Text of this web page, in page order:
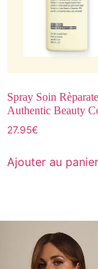
Spray Soin
Authentic Beauty
27.95€
Ajouter au panier